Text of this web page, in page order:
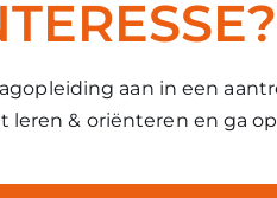
aan in een
leren & oriënteren en ga